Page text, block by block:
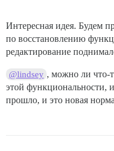
Интересная идея. Будем
по восстановлению
редактирование
@lindsey , можно ли что-
этой функциональности,
прошло, и это новая